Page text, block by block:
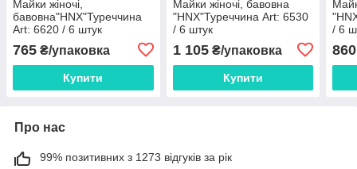
Майки жіночі,
бавовна"HNX"Туреччина
Art: 6620 / 6 штук
765 ₴/упаковка
Купити
Майки жіночі, бавовна
"HNX"Туреччина Art: 6530
/ 6 штук
1 105₴/упаковка
Купити
/ 6
860
Про нас
99% позитивних з 1273 відгуків за рік